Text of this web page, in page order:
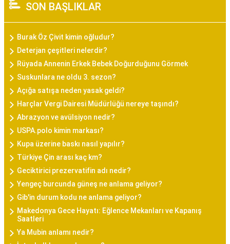
SON BAŞLIKLAR
Burak Öz Çivit kimin oğludur?
Deterjan çeşitleri nelerdir?
Rüyada Annenin Erkek Bebek Doğurduğunu Görmek
Suskunlara ne oldu 3. sezon?
Açığa satışa neden yasak geldi?
Harçlar Vergi Dairesi Müdürlüğü nereye taşındı?
Abrazyon ve avülsiyon nedir?
USPA.polo kimin markası?
Kupa üzerine baskı nasıl yapılır?
Türkiye Çin arası kaç km?
Geciktirici prezervatifin adı nedir?
Yengeç burcunda güneş ne anlama geliyor?
Gib'in durum kodu ne anlama geliyor?
Makedonya Gece Hayatı: Eğlence Mekanları ve Kapanış
Saatleri
Ya Mubin anlamı nedir?